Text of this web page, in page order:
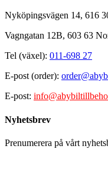
Nyköpingsvägen 14, 616
Vagngatan 12B, 603 63
Tel (växel): 011-698 27
E-post (order):
E-post:
Nyhetsbrev
Prenumerera på vårt